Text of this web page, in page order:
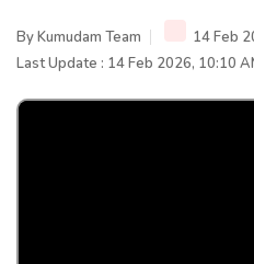
ByKumudam Team
14 Feb
Last Update : 14 Feb 2026, 10:10